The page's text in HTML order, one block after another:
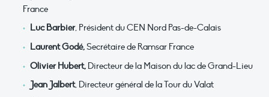
France
Luc Barbier, Président du CEN Nord Pas-de-Calais
Laurent Godé,Secrétaire de Ramsar France
Olivier Hubert, Directeur de la Maison du lac de Grand-Lieu
Jean Jalbert, Directeur général de la Tour du Valat